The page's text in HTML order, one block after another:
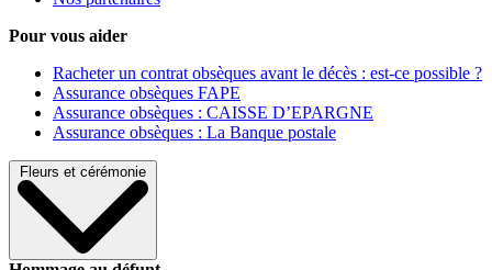
Pour vous aider
Racheter un contrat obsèques avant le décès : est-ce possible ?
Assurance obsèques FAPE
Assurance obsèques : CAISSE D’EPARGNE
Assurance obsèques : La Banque postale
Fleurs et cérémonie